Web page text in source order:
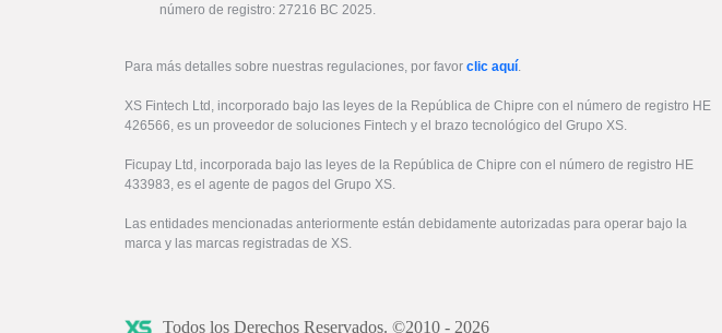
número de registro: 27216 BC 2025.
Para más detalles sobre nuestras regulaciones, por favor clic aquí.
XS Fintech Ltd, incorporado bajo las leyes de la República de Chipre con el número de registro HE
426566, es un proveedor de soluciones Fintech y el brazo tecnológico del Grupo XS.
Ficupay Ltd, incorporada bajo las leyes de la República de Chipre con el número de registro HE
433983, es el agente de pagos del Grupo XS.
Las entidades mencionadas anteriormente están debidamente autorizadas para operar bajo la
marca y las marcas registradas de XS.
Todos los Derechos Reservados. ©2010 - 2026